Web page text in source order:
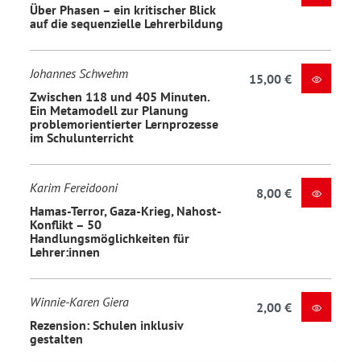
Über Phasen – ein kritischer Blick
auf die sequenzielle Lehrerbildung
Johannes Schwehm
Zwischen 118 und 405 Minuten.
Ein Metamodell zur Planung
problemorientierter Lernprozesse
im Schulunterricht
15,00 €
Karim Fereidooni
Hamas-Terror, Gaza-Krieg, Nahost-
Konflikt – 50
Handlungsmöglichkeiten für
Lehrer:innen
8,00 €
Winnie-Karen Giera
Rezension: Schulen inklusiv
gestalten
2,00 €